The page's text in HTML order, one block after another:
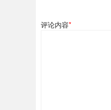
评论内容*